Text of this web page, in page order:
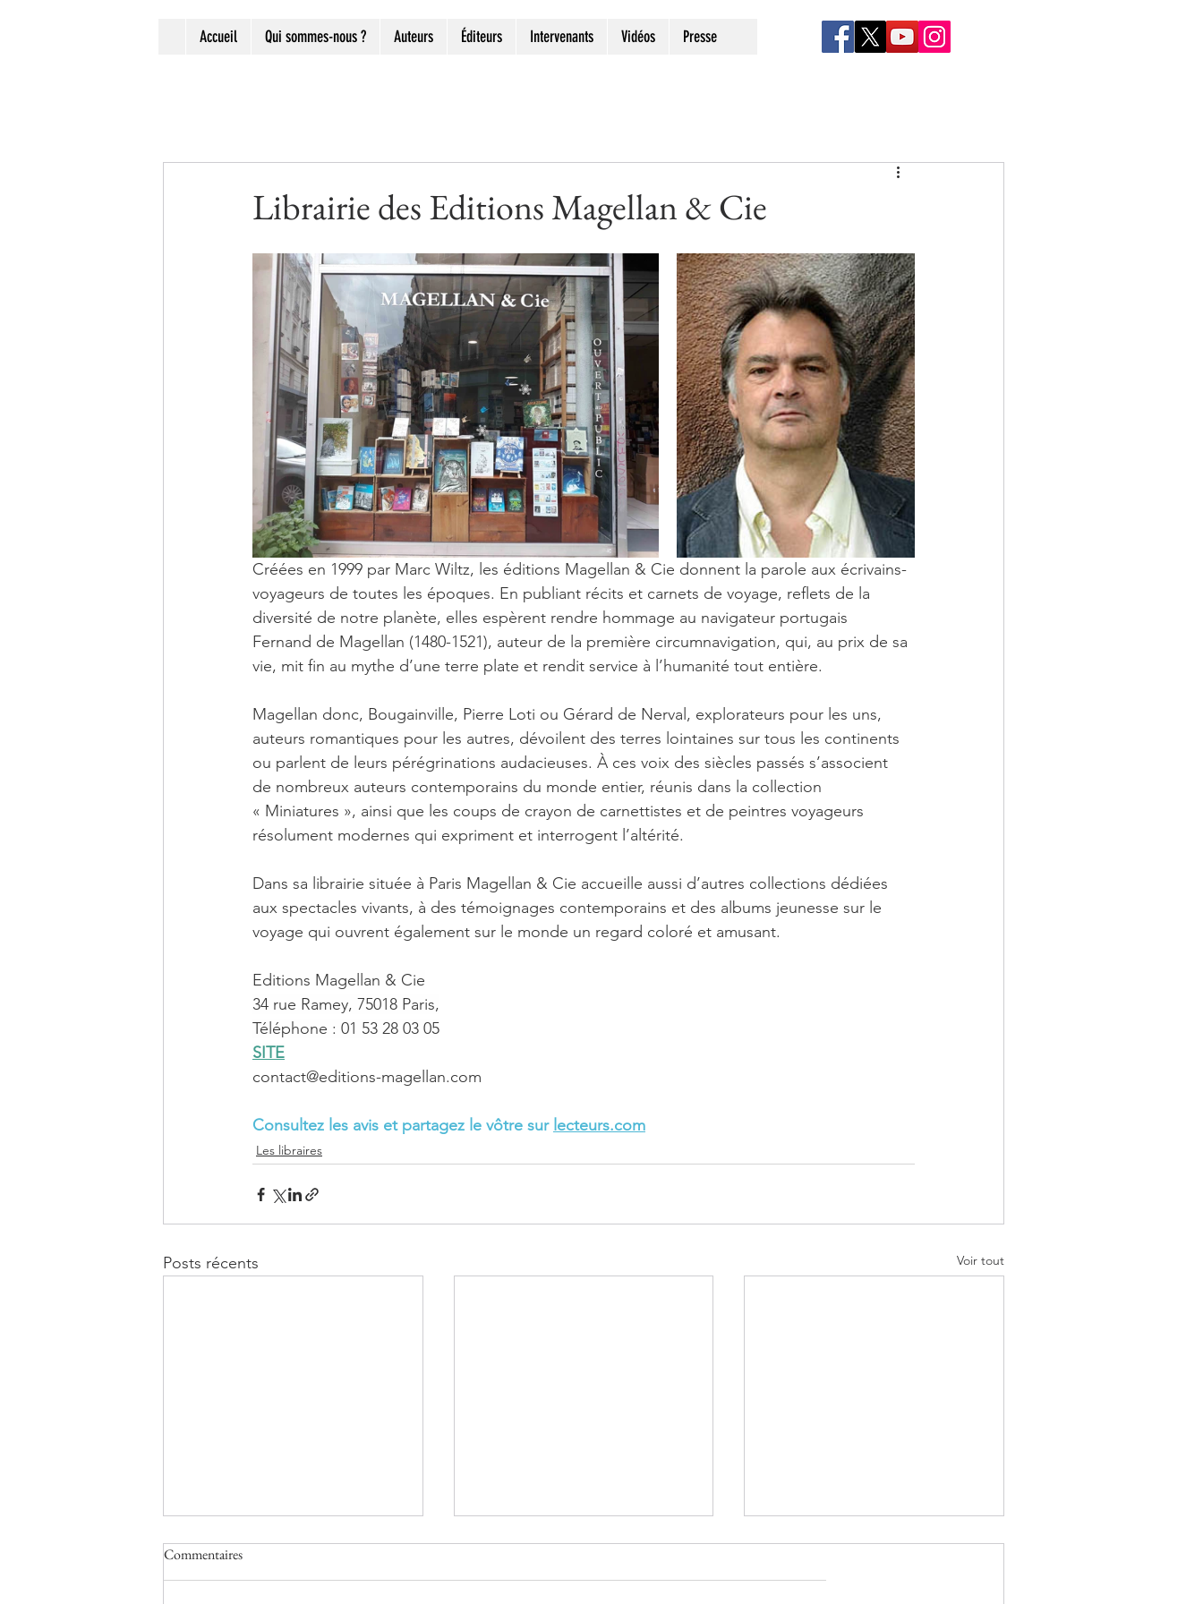
Accueil Qui sommes-nous ? Auteurs Éditeurs Intervenants Vidéos Presse
Librairie des Editions Magellan & Cie
Créées en 1999 par Marc Wiltz, les éditions Magellan & Cie donnent la parole aux écrivains-
voyageurs de toutes les époques. En publiant récits et carnets de voyage, reflets de la
diversité de notre planète, elles espèrent rendre hommage au navigateur portugais
Fernand de Magellan (1480-1521), auteur de la première circumnavigation, qui, au prix de sa
vie, mit fin au mythe d’une terre plate et rendit service à l’humanité tout entière.
Magellan donc, Bougainville, Pierre Loti ou Gérard de Nerval, explorateurs pour les uns,
auteurs romantiques pour les autres, dévoilent des terres lointaines sur tous les continents
ou parlent de leurs pérégrinations audacieuses. À ces voix des siècles passés s’associent
de nombreux auteurs contemporains du monde entier, réunis dans la collection
« Miniatures », ainsi que les coups de crayon de carnettistes et de peintres voyageurs
résolument modernes qui expriment et interrogent l’altérité.
Dans sa librairie située à Paris Magellan & Cie accueille aussi d’autres collections dédiées
aux spectacles vivants, à des témoignages contemporains et des albums jeunesse sur le
voyage qui ouvrent également sur le monde un regard coloré et amusant.
Editions Magellan & Cie
34 rue Ramey, 75018 Paris,
Téléphone : 01 53 28 03 05
SITE
contact@editions-magellan.com
Consultez les avis et partagez le vôtre sur lecteurs.com
Les libraires
Posts récents Voir tout
Commentaires